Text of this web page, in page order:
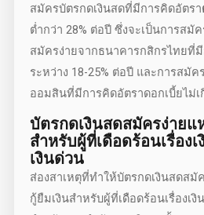
สมัครบัตรกดเงินสดที่มีการคิดอัตรา
ต่ำกว่า 28% ต่อปี ซึ่งจะเป็นการสมั
สมัครง่ายจากธนาคารกสิกรไทยที่
ระหว่าง 18-25% ต่อปี และการสมั
ออมสินที่มีการคิดอัตราดอกเบี้ยไม่เ
บัตรกดเงินสดสมัครง่ายแ
สำหรับผู้ที่เดือดร้อนเรื่อง
เงินด่วน
ส่องสาเหตุที่ทำให้บัตรกดเงินสดสมั
กู้ยืมเงินสำหรับผู้ที่เดือดร้อนเรื่องเงิน